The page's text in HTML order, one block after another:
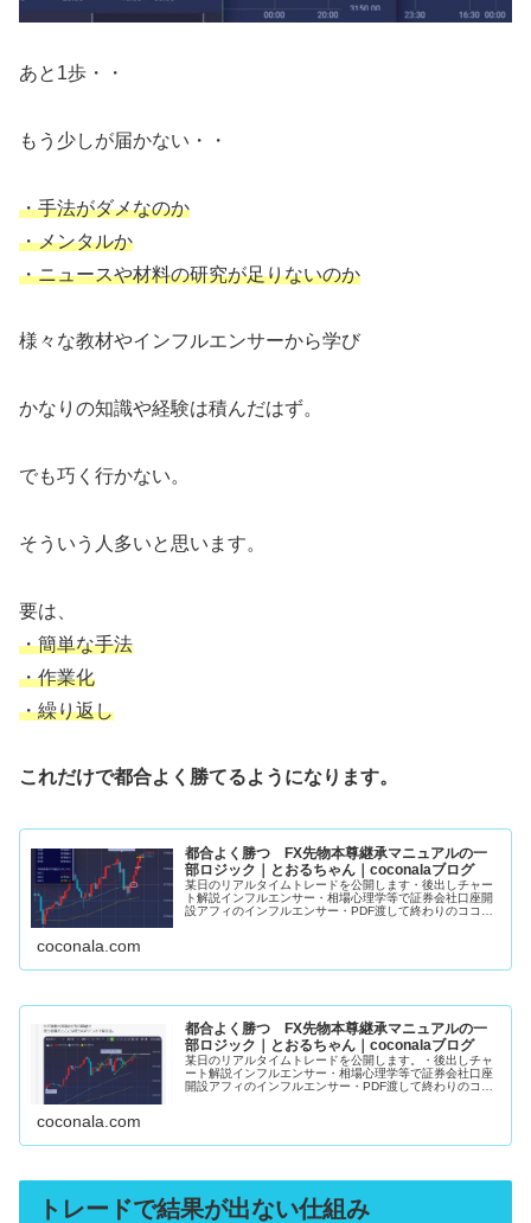
あと1歩・・
もう少しが届かない・・
・手法がダメなのか
・メンタルか
・ニュースや材料の研究が足りないのか
様々な教材やインフルエンサーから学び
かなりの知識や経験は積んだはず。
でも巧く行かない。
そういう人多いと思います。
要は、
・簡単な手法
・作業化
・繰り返し
これだけで都合よく勝てるようになります。
都合よく勝つ FX先物本尊継承マニュアルの一
部ロジック｜とおるちゃん｜coconalaブログ
某日のリアルタイムトレードを公開します・後出しチャー
ト解説インフルエンサー・相場心理学等で証券会社口座開
設アフィのインフルエンサー・PDF渡して終わりのココナ
coconala.com
都合よく勝つ FX先物本尊継承マニュアルの一
部ロジック｜とおるちゃん｜coconalaブログ
某日のリアルタイムトレードを公開します。・後出しチャ
ート解説インフルエンサー・相場心理学等で証券会社口座
開設アフィのインフルエンサー・PDF渡して終わりのココ
coconala.com
トレードで結果が出ない仕組み